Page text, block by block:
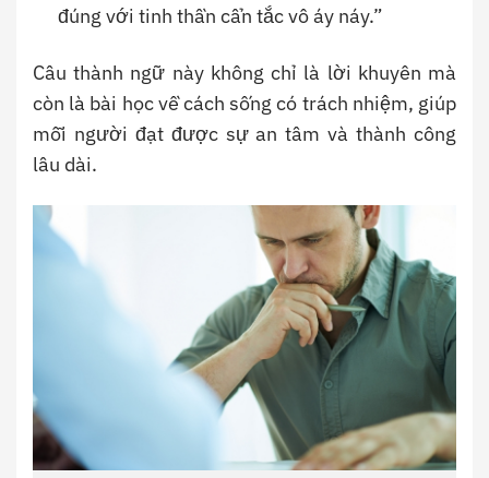
đúng với tinh thần cẩn tắc vô áy náy.”
Câu thành ngữ này không chỉ là lời khuyên mà
còn là bài học về cách sống có trách nhiệm, giúp
mỗi người đạt được sự an tâm và thành công
lâu dài.